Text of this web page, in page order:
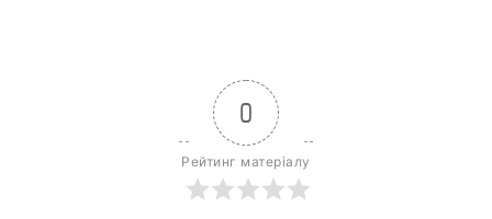
0
Рейтинг матеріалу